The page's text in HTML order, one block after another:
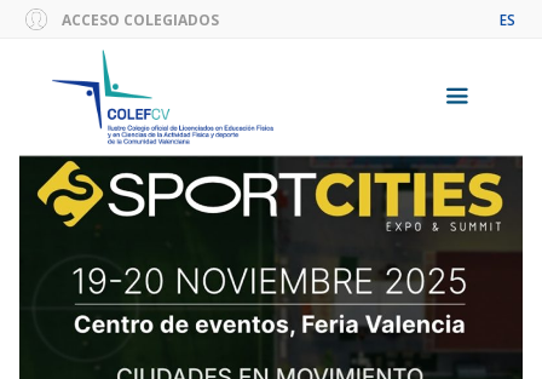
Saltar
contenido
ACCESO COLEGIADOS ES
Menú